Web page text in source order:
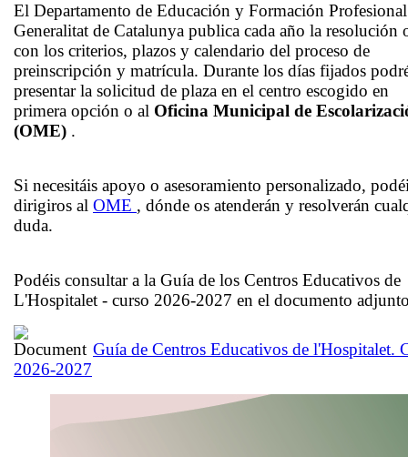
El Departamento de Educación y Formación
Generalitat de Catalunya publica cada año la resolución
con los criterios, plazos y calendario del proceso de
preinscripción y matrícula. Durante los días fijados
presentar la solicitud de plaza en el centro escogido en
primera opción o al Oficina Municipal de
(OME) .
Si necesitáis apoyo o asesoramiento personalizado,
dirigiros al OME , dónde os atenderán y resolverán
duda.
Podéis consultar a la Guía de los Centros Educativos de
L'Hospitalet - curso 2026-2027 en el documento
Guía de Centros Educativos de l'Hospitalet.
2026-2027